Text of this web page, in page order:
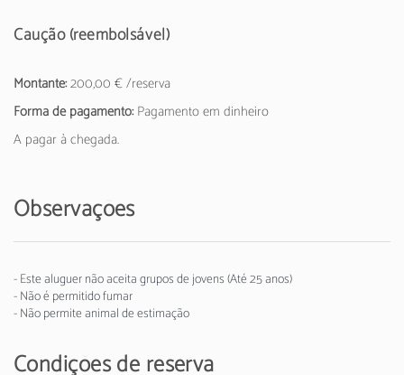
Caução (reembolsável)
Montante:200,00 € /reserva
Forma de pagamento:Pagamento em dinheiro
A pagar à chegada.
Observações
- Este aluguer não aceita grupos de jovens (Até 25 anos)
- Não é permitido fumar
- Não permite animal de estimação
Condições de reserva